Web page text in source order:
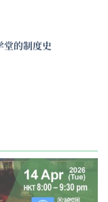
堂的制度史